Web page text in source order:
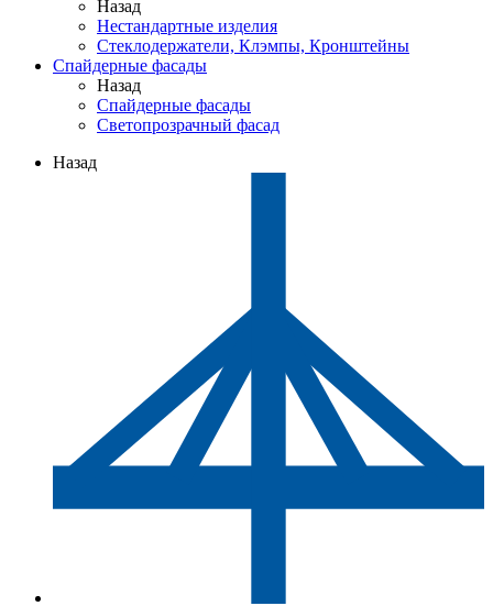
Назад
Нестандартные изделия
Стеклодержатели, Клэмпы, Кронштейны
Спайдерные фасады
Назад
Спайдерные фасады
Светопрозрачный фасад
Назад